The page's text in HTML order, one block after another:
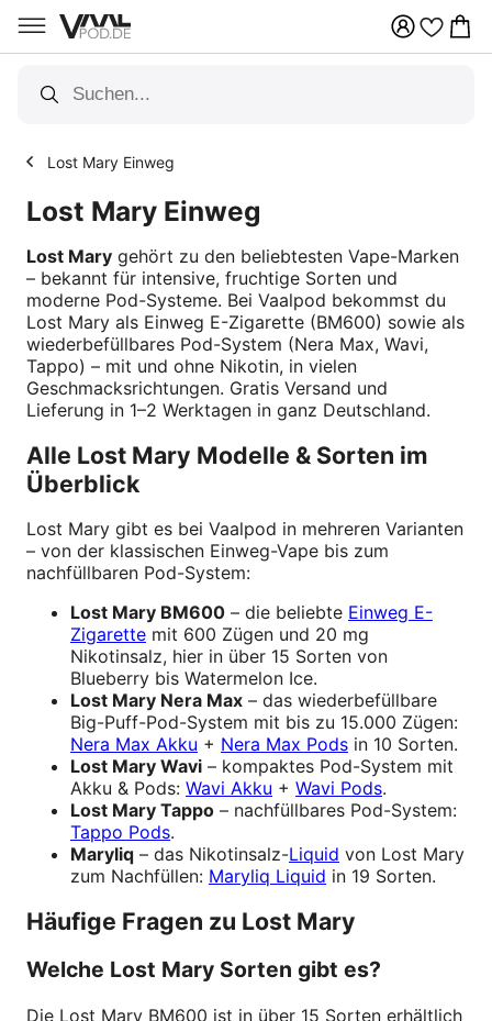
Lost Mary Einweg
Lost Mary Einweg
Lost Mary gehört zu den beliebtesten Vape-Marken
– bekannt für intensive, fruchtige Sorten und
moderne Pod-Systeme. Bei Vaalpod bekommst du
Lost Mary als Einweg E-Zigarette (BM600) sowie als
wiederbefüllbares Pod-System (Nera Max, Wavi,
Tappo) – mit und ohne Nikotin, in vielen
Geschmacksrichtungen. Gratis Versand und
Lieferung in 1–2 Werktagen in ganz Deutschland.
Alle Lost Mary Modelle & Sorten im
Überblick
Lost Mary gibt es bei Vaalpod in mehreren Varianten
– von der klassischen Einweg-Vape bis zum
nachfüllbaren Pod-System:
Lost Mary BM600 – die beliebte Einweg E-
Zigarette mit 600 Zügen und 20 mg
Nikotinsalz, hier in über 15 Sorten von
Blueberry bis Watermelon Ice.
Lost Mary Nera Max – das wiederbefüllbare
Big-Puff-Pod-System mit bis zu 15.000 Zügen:
Nera Max Akku + Nera Max Pods in 10 Sorten.
Lost Mary Wavi – kompaktes Pod-System mit
Akku & Pods: Wavi Akku + Wavi Pods.
Lost Mary Tappo – nachfüllbares Pod-System:
Tappo Pods.
Maryliq – das Nikotinsalz-Liquid von Lost Mary
zum Nachfüllen: Maryliq Liquid in 19 Sorten.
Häufige Fragen zu Lost Mary
Welche Lost Mary Sorten gibt es?
Die Lost Mary BM600 ist in über 15 Sorten erhältlich